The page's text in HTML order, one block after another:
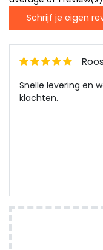
Schrijf je eigen
Snelle levering en
klachten.